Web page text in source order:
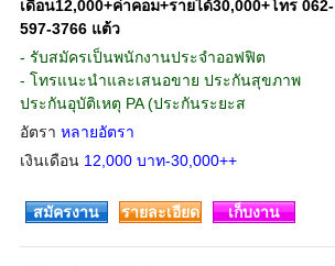
เดือน12,000+ค่าคอม+รายได้30,000+โทร 062-
597-3766 แต้ว
- รับสมัครเป็นพนักงานประจำออฟฟิต
- โทรแนะนำและเสนอขาย ประกันสุขภาพ
ประกันอุบัติเหตุ PA (ประกันระยะส
อัตรา หลายอัตรา
เงินเดือน 12,000 บาท-30,000++
สมัครงาน
รายละเอียด เก็บงาน